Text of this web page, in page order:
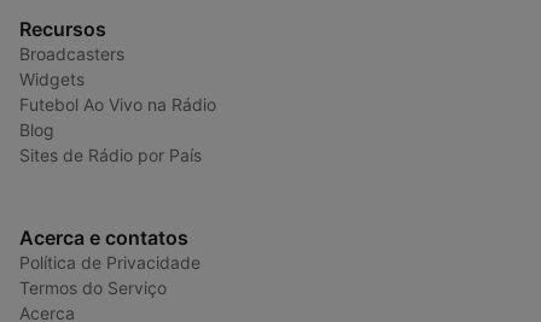
Recursos
Broadcasters
Widgets
Futebol Ao Vivo na Rádio
Blog
Sites de Rádio por País
Acerca e contatos
Política de Privacidade
Termos do Serviço
Acerca